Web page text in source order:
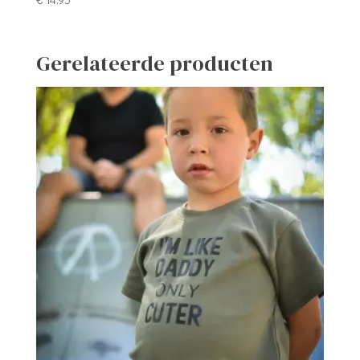
Gerelateerde producten